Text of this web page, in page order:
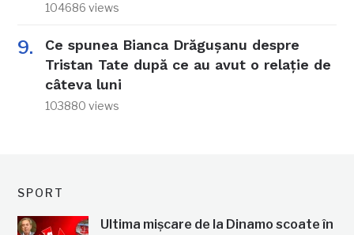
104686 views
Ce spunea Bianca Drăgușanu despre
Tristan Tate după ce au avut o relație de
câteva luni
103880 views
SPORT
Ultima mișcare de la Dinamo scoate în